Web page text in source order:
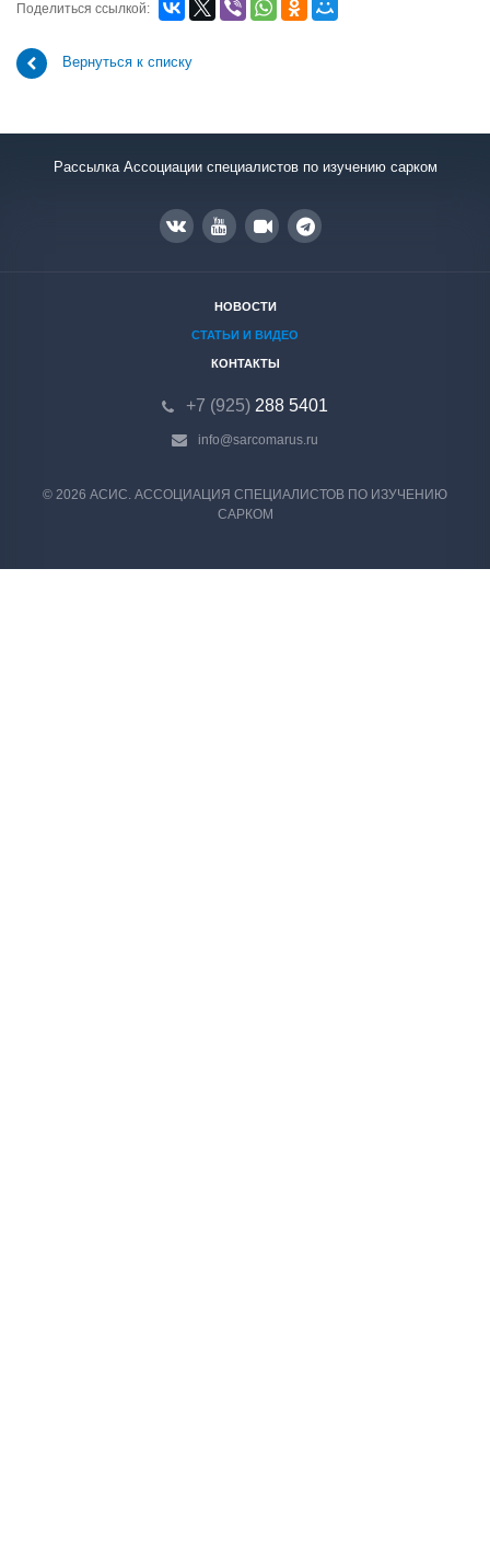
Поделиться ссылкой:
Вернуться к списку
Рассылка Ассоциации специалистов по изучению сарком
© 2026 АСИС. АССОЦИАЦИЯ СПЕЦИАЛИСТОВ ПО ИЗУЧЕНИЮ
САРКОМ
НОВОСТИ
СТАТЬИ И ВИДЕО
КОНТАКТЫ
+7 (925)288 5401
info@sarcomarus.ru